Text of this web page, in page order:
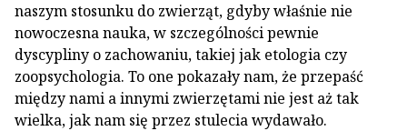
naszym stosunku do zwierząt, gdyby właśnie nie
nowoczesna nauka, w szczególności pewnie
dyscypliny o zachowaniu, takiej jak etologia czy
zoopsychologia. To one pokazały nam, że przepaść
między nami a innymi zwierzętami nie jest aż tak
wielka, jak nam się przez stulecia wydawało.